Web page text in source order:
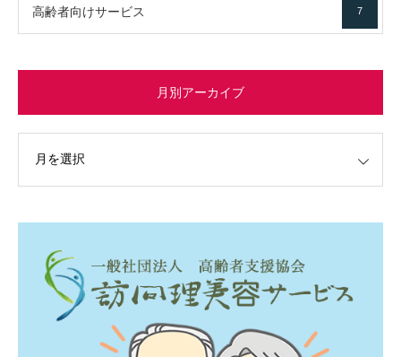
高齢者向けサービス 7
月別アーカイブ